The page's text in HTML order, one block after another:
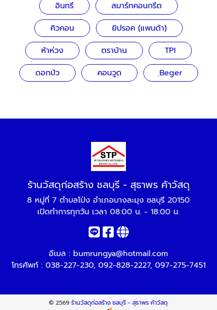
อินทรี
สมาร์ทคอนกรีต
คิวคอน
ยิปรอค (แพนด้า)
ห้าห่วง
ตราบ้าน
TPI
ดอกบัว
คอนวูด ฺBeger
ร้านวัสดุก่อสร้าง ชลบุรี - สุธาพร ค้าวัสดุ
8 หมู่ที่ 7 ตำบลโป่ง อำเภอบางละมุง ชลบุรี 20150
เปิดทำการทุกวัน เวลา 08:00 น. - 18:00 น.
อีเมล : bumrungya@hotmail.com
โทรศัพท์ : 038-227-230, 092-828-2227, 097-275-7451
© 2569ร้านวัสดุก่อสร้าง ชลบุรี - สุธาพร ค้าวัสดุ